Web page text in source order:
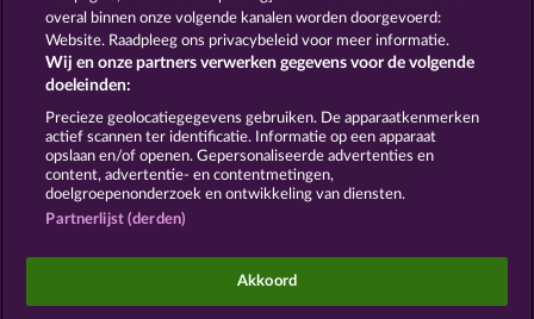
Privacy- en cookieverklaring Colofon
Bedrijf FAQ
Terugbetalingsverzoek indienen
Sociale casino games zijn enkel bedoeld voor
entertainment en hebben absoluut geen enkele
overal binnen onze volgende kanalen worden doorgevoerd:
Website. Raadpleeg ons privacybeleid voor meer informatie.
Wij en onze partners verwerken gegevens voor de volgende
doeleinden:
Precieze geolocatiegegevens gebruiken. De apparaatkenmerken
actief scannen ter identificatie. Informatie op een apparaat
opslaan en/of openen. Gepersonaliseerde advertenties en
content, advertentie- en contentmetingen,
doelgroepenonderzoek en ontwikkeling van diensten.
Partnerlijst (derden)
Akkoord